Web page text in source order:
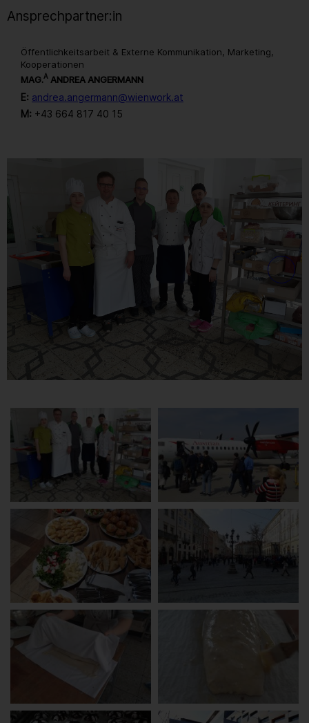
Ansprechpartner:in
Öffentlichkeitsarbeit & Externe Kommunikation, Marketing,
Kooperationen
MAG.A ANDREA ANGERMANN
E: andrea.angermann@wienwork.at
M: +43 664 817 40 15